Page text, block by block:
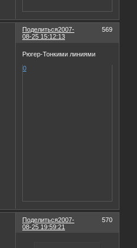
Поделиться 569
2007-
08-25 15:12:13
Рюгер-Тонкими линиями
0
Поделиться 570
2007-
08-25 19:59:21